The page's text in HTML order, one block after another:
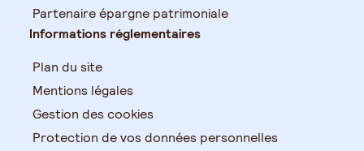
Partenaire épargne patrimoniale
Informations réglementaires
Plan du site
Mentions légales
Gestion des cookies
Protection de vos données personnelles